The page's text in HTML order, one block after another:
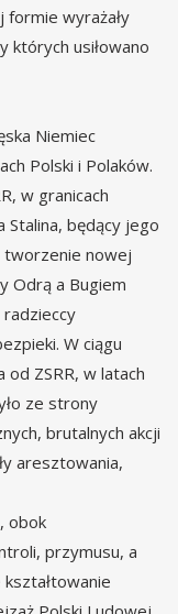
formie wyrażały
których usiłowano
Niemiec
Polski i Polaków.
w granicach
Stalina, będący jego
tworzenie nowej
Odrą a Bugiem
radzieccy
W ciągu
od ZSRR, w latach
ze strony
brutalnych akcji
aresztowania,
obok
przymusu, a